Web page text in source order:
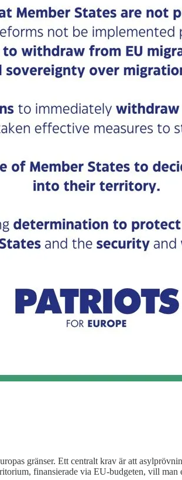
gränser. Ett centralt krav är att
finansierade via EU-budgeten, vill